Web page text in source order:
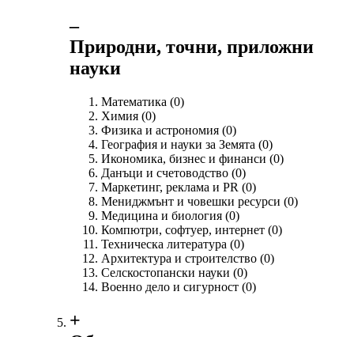
‒
Природни, точни, приложни
науки
Математика (0)
Химия (0)
Физика и астрономия (0)
География и науки за Земята (0)
Икономика, бизнес и финанси (0)
Данъци и счетоводство (0)
Маркетинг, реклама и PR (0)
Мениджмънт и човешки ресурси (0)
Медицина и биология (0)
Компютри, софтуер, интернет (0)
Техническа литература (0)
Архитектура и строителство (0)
Селскостопански науки (0)
Военно дело и сигурност (0)
+